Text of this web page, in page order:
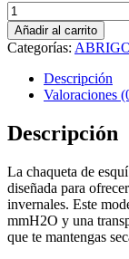
Campera
ICEPEAK
FLOVILLA
cantidad
Añadir al carrito
Categorías:
Descripción
Valoraciones
Descripción
La chaqueta de
diseñada para
invernales. Este
mmH2O y una
que te mantengas